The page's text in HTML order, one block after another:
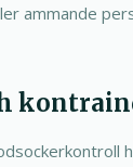
ammande